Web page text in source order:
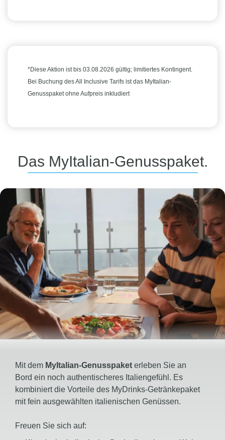
*Diese Aktion ist bis 03.08.2026 gültig; limitiertes Kontingent.
Bei Buchung des All Inclusive Tarifs ist das MyItalian-
Genusspaket ohne Aufpreis inkludiert
Das MyItalian-Genusspaket.
Mit dem MyItalian-Genusspaket erleben Sie an
Bord ein noch authentischeres Italiengefühl. Es
kombiniert die Vorteile des MyDrinks-Getränkepaket
mit fein ausgewählten italienischen Genüssen.
Freuen Sie sich auf: